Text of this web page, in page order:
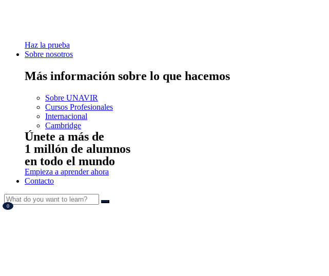
Haz la prueba
Sobre nosotros
Más información sobre lo que hacemos
Sobre UNAVIR
Cursos Profesionales
Internacional
Cambridge
Únete a más de
1 millón de alumnos
en todo el mundo
Empieza a aprender ahora
Contacto
0